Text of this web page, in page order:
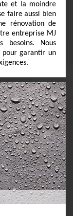
et la moindre
faire aussi bien
rénovation de
entreprise MJ
besoins. Nous
pour garantir un